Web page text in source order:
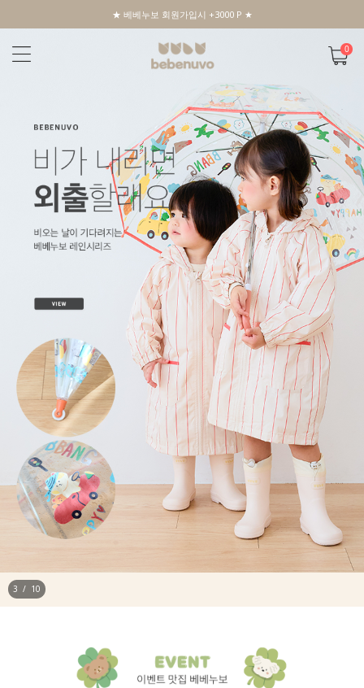
★ 베베누보 회원가입시 +3000 P ★
0
4 / 10